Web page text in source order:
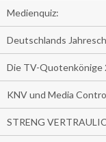
Medienquiz:
Deutschlands
Die TV-Quotenkönige
KNV und Media
STRENG